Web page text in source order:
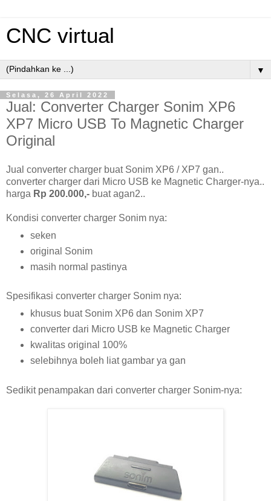
CNC virtual
▼
Selasa, 26 April 2022
Jual: Converter Charger Sonim XP6
XP7 Micro USB To Magnetic Charger
Original
Jual converter charger buat Sonim XP6 / XP7 gan..
converter charger dari Micro USB ke Magnetic Charger-nya..
harga Rp 200.000,- buat agan2..
Kondisi converter charger Sonim nya:
seken
original Sonim
masih normal pastinya
Spesifikasi converter charger Sonim nya:
khusus buat Sonim XP6 dan Sonim XP7
converter dari Micro USB ke Magnetic Charger
kwalitas original 100%
selebihnya boleh liat gambar ya gan
Sedikit penampakan dari converter charger Sonim-nya: